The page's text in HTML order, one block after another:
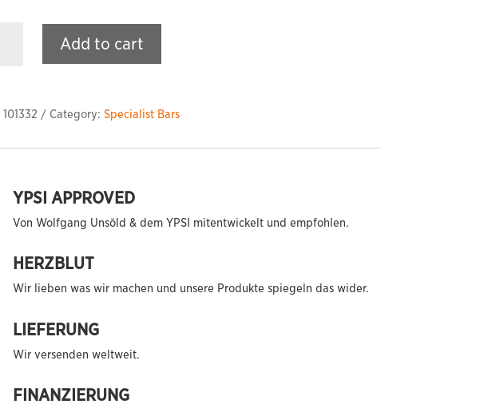
Add to cart
101332 Category: Specialist Bars
YPSI APPROVED
Von Wolfgang Unsöld & dem YPSI mitentwickelt und empfohlen.
HERZBLUT
Wir lieben was wir machen und unsere Produkte spiegeln das wider.
LIEFERUNG
Wir versenden weltweit.
FINANZIERUNG